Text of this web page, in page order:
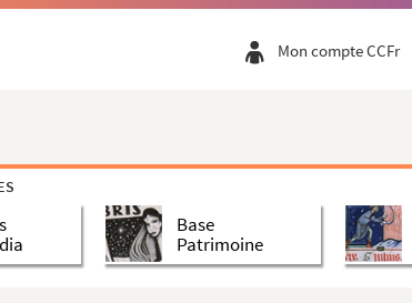
Mon compte CCFr
Base
Patrimoine